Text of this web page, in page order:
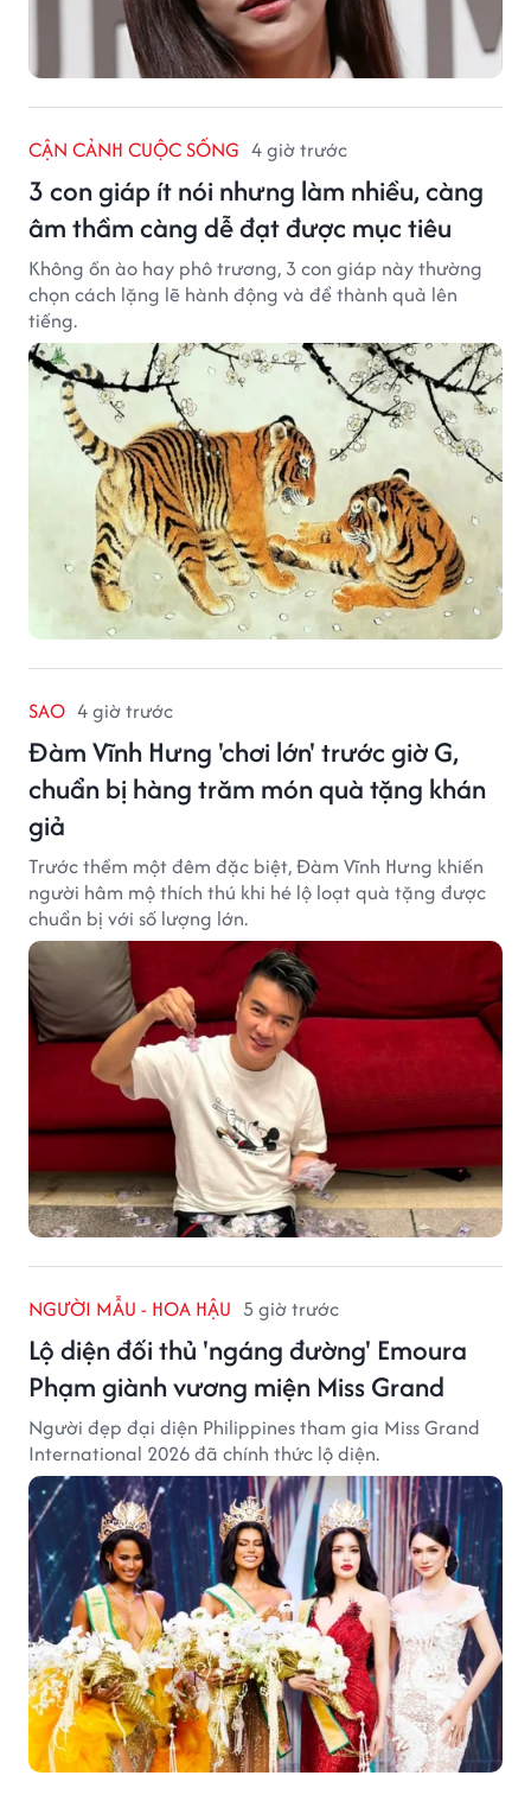
CẬN CẢNH CUỘC SỐNG 4 giờ trước
3 con giáp ít nói nhưng làm nhiều, càng
âm thầm càng dễ đạt được mục tiêu
Không ồn ào hay phô trương, 3 con giáp này thường
chọn cách lặng lẽ hành động và để thành quả lên
tiếng.
SAO 4 giờ trước
Đàm Vĩnh Hưng 'chơi lớn' trước giờ G,
chuẩn bị hàng trăm món quà tặng khán
giả
Trước thềm một đêm đặc biệt, Đàm Vĩnh Hưng khiến
người hâm mộ thích thú khi hé lộ loạt quà tặng được
chuẩn bị với số lượng lớn.
NGƯỜI MẪU - HOA HẬU 5 giờ trước
Lộ diện đối thủ 'ngáng đường' Emoura
Phạm giành vương miện Miss Grand
Người đẹp đại diện Philippines tham gia Miss Grand
International 2026 đã chính thức lộ diện.